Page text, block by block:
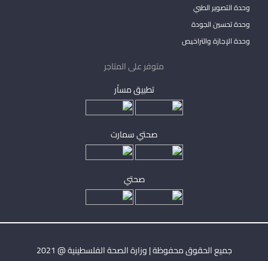
وحدة التصوير الطبي
وحدة تحسين الجودة
وحدة الإجازة والتراخيص
متوفر على المتاجر
تطبيق مساْر
صحتي سمارت
صحتي
جميع الحقوق محفوظة | وزارة الصحة الفلسطينية @ 2021